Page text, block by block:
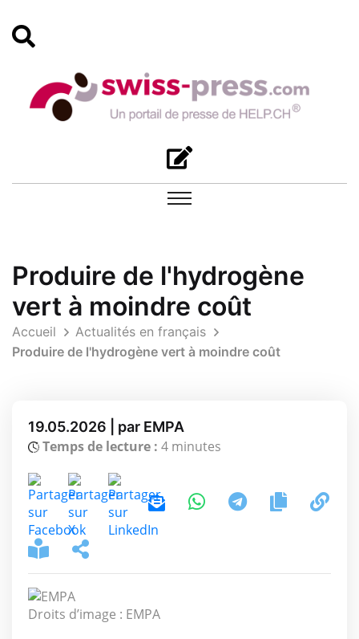
Produire de l'hydrogène
vert à moindre coût
Accueil
Actualités en français
Produire de l'hydrogène vert à moindre coût
19.05.2026 | par EMPA
Temps de lecture : 4 minutes
Droits d’image : EMPA